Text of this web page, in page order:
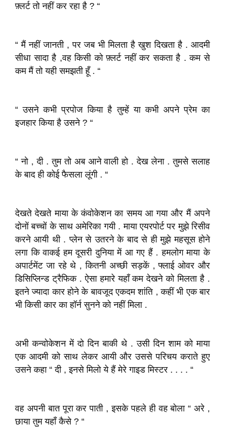
फ़्लर्ट तो नहीं कर रहा है ? “
“ मैं नहीं जानती , पर जब भी मिलता है खुश दिखता है . आदमी
सीधा सादा है ,वह किसी को फ़्लर्ट नहीं कर सकता है . कम से
कम मैं तो यही समझती हूँ . “
“ उसने कभी प्रपोज किया है तुम्हें या कभी अपने प्रेम का
इजहार किया है उसने ? “
“ नो , दी . तुम तो अब आने वाली हो . देख लेना . तुमसे सलाह
के बाद ही कोई फैसला लूंगी . “
देखते देखते माया के कंवोकेशन का समय आ गया और मैं अपने
दोनों बच्चों के साथ अमेरिका गयी . माया एयरपोर्ट पर मुझे रिसीव
करने आयी थी . प्लेन से उतरने के बाद से ही मुझे महसूस होने
लगा कि वाकई हम दूसरी दुनिया में आ गए हैं . हमलोग माया के
अपार्टमेंट जा रहे थे , कितनी अच्छी सड़कें , फ्लाई ओवर और
डिसिप्लिन्ड ट्रैफिक . ऐसा हमारे यहाँ कम देखने को मिलता है .
इतने ज्यादा कार होने के बावजूद एकदम शांति , कहीं भी एक बार
भी किसी कार का हॉर्न सुनने को नहीं मिला .
अभी कन्वोकेशन में दो दिन बाकी थे . उसी दिन शाम को माया
एक आदमी को साथ लेकर आयी और उससे परिचय कराते हुए
उसने कहा “ दी , इनसे मिलो ये हैं मेरे गाइड मिस्टर . . . . “
वह अपनी बात पूरा कर पाती , इसके पहले ही वह बोला “ अरे ,
छाया तुम यहाँ कैसे ? “